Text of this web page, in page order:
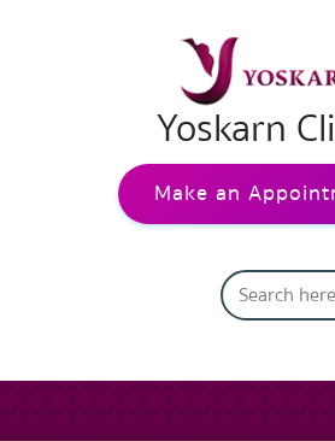
Yoskarn
Make an